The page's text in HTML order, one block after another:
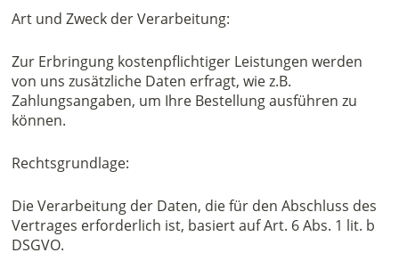
Art und Zweck der Verarbeitung:
Zur Erbringung kostenpflichtiger Leistungen werden
von uns zusätzliche Daten erfragt, wie z.B.
Zahlungsangaben, um Ihre Bestellung ausführen zu
können.
Rechtsgrundlage:
Die Verarbeitung der Daten, die für den Abschluss des
Vertrages erforderlich ist, basiert auf Art. 6 Abs. 1 lit. b
DSGVO.